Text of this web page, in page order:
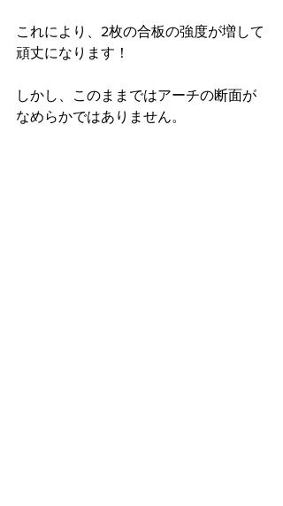
これにより、2枚の合板の強度が増して
頑丈になります！
しかし、このままではアーチの断面が
なめらかではありません。